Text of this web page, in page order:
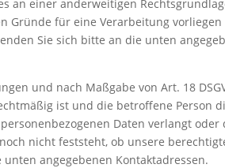
an einer anderweitigen
Gründe für eine Verarbeitung
Sie sich bitte an die unten
und nach Maßgabe von Art. 18
ist und die betroffene Person
Daten verlangt oder
nicht feststeht, ob unsere
angegebenen Kontaktadressen.